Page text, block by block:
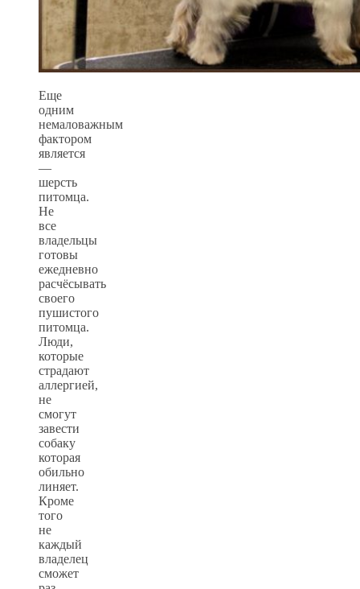
Еще
одним
немаловажным
фактором
является
—
шерсть
питомца.
Не
все
владельцы
готовы
ежедневно
расчёсывать
своего
пушистого
питомца.
Люди,
которые
страдают
аллергией,
не
смогут
завести
собаку
которая
обильно
линяет.
Кроме
того
не
каждый
владелец
сможет